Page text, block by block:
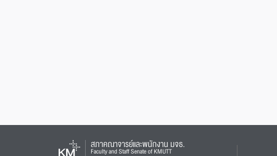
สภาคณาจารย์และพนักงาน มจธ.
Faculty and Staff Senate of KMUTT